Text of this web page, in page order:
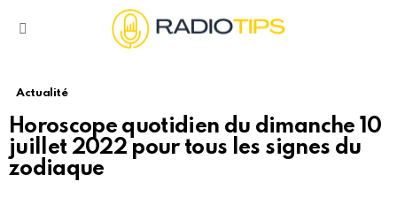
Actualité
Horoscope quotidien du dimanche 10
juillet 2022 pour tous les signes du
zodiaque